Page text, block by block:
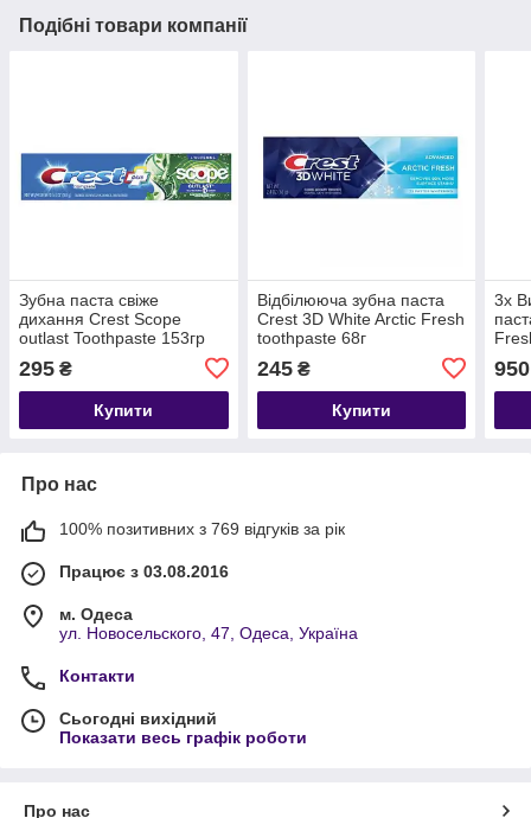
Подібні товари компанії
Зубна паста свіже
дихання Crest Scope
outlast Toothpaste 153гр
295 ₴
Купити
Відбілююча зубна паста
Crest 3D White Arctic Fresh
toothpaste 68г
245₴
Купити
3x
950
Про нас
100% позитивних з 769 відгуків за рік
Працює з 03.08.2016
м. Одеса
ул. Новосельского, 47, Одеса, Україна
Контакти
Сьогодні вихідний
Показати весь графік роботи
Про нас